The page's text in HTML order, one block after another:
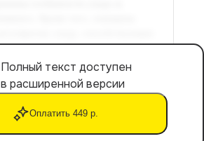
Полный текст доступен
в расширенной версии
Оплатить 449 р.